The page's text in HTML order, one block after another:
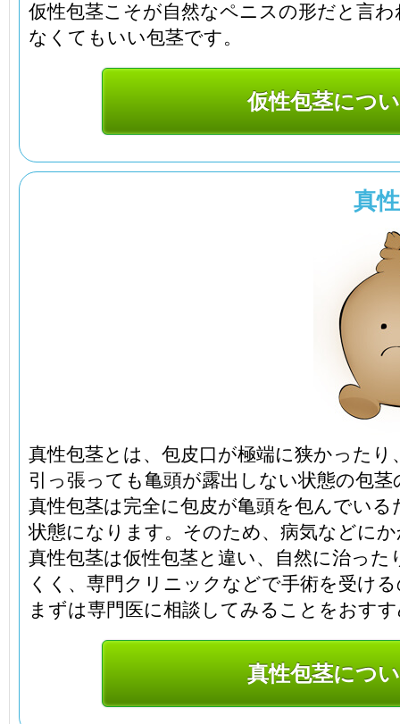
仮性包茎こそが自然なペニスの形だと言
なくてもいい包茎です。
仮性包茎につ
真
真性包茎とは、包皮口が極端に狭かった
引っ張っても亀頭が露出しない状態の包
真性包茎は完全に包皮が亀頭を包んでい
状態になります。そのため、病気などに
真性包茎は仮性包茎と違い、自然に治っ
くく、専門クリニックなどで手術を受け
まずは専門医に相談してみることをおす
真性包茎につ